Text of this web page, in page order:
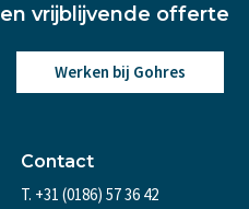
vrijblijvende offerte
Werken bij Gohres
Contact
T. +31 (0186) 57 36 42